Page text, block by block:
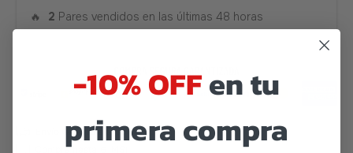
🔥 2 Pares vendidos en las últimas 48 horas
-10% OFFen tu
primera compra